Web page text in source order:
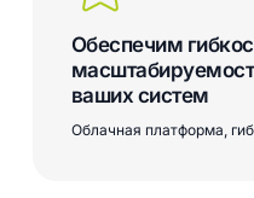
Обеспечим
ваших систем
Облачная платформа,